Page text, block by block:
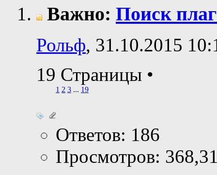
Важно: Поиск
Рольф, 31.10.2015
19 Страницы •
1 2 3 ... 19
Ответов: 186
Просмотров: